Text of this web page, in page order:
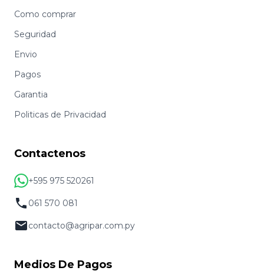
Como comprar
Seguridad
Envio
Pagos
Garantia
Politicas de Privacidad
Contactenos
+595 975 520261
061 570 081
contacto@agripar.com.py
Medios De Pagos